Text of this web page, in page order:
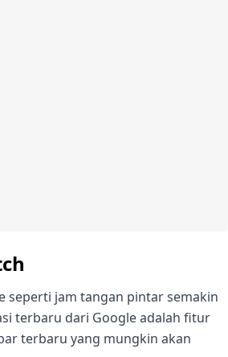
seperti jam tangan pintar semakin
terbaru dari Google adalah fitur
terbaru yang mungkin akan